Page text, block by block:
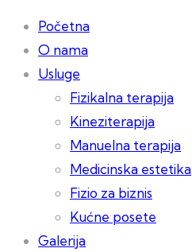
Početna
O nama
Usluge
Fizikalna terapija
Kineziterapija
Manuelna terapija
Medicinska estetika
Fizio za biznis
Kućne posete
Galerija